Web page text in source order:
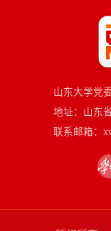
山东大学党
地址：山东
联系邮箱：